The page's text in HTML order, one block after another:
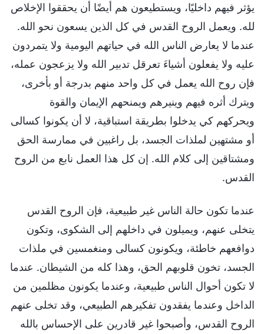
يؤثر فيهم داخليًا، ويستطيعون هم أيضًا أن يحققوا الإخلاص
لله. ويعمل الروح القدس في كل الذين يسعون نحو الله.
عندما لا يعارض الناس الله في حياتهم اليومية ولا يتمردون
عليه ولا يفعلون أشياءَ تعرقل تدبير الله ولا يزعجون عمله،
فإن روح الله يعمل في كل واحد منهم بدرجة أو بأخرى،
ويترك أثره فيهم وينيرهم ويمنحهم الإيمان والقوة
ويحركهم كي يدخلوا بطريقة استباقية، لا أن يكونوا كسالى
أو مشتهين لملذات الجسد، بل راغبين في ممارسة الحق
ومشتاقين إلى كلام الله. إن كل هذا العمل نابع من الروح
القدس.
عندما تكون حالة الناس غير طبيعية، فإن الروح القدس
يتخلى عنهم، ويميلون في داخلهم إلى الشكوى، وتكون
دوافعهم خاطئة، ويكونون كسالى ومنغمسين في ملذات
الجسد، تخون قلوبهم الحق، وهذا كله من الشيطان. عندما
لا تكون أحوال الناس طبيعية، وعندما يكونون مظلمين من
الداخل وعندما يفقدون تفكيرهم الطبيعي، وقد تخلى عنهم
الروح القدس، وأصبحوا غير قادرين على الإحساس بالله